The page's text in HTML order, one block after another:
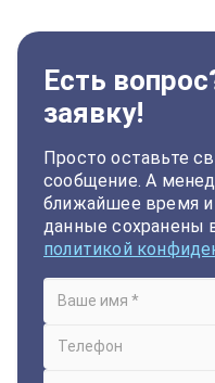
Есть
заявку!
Просто оставьте
сообщение. А
ближайшее время
данные сохранены
политикой